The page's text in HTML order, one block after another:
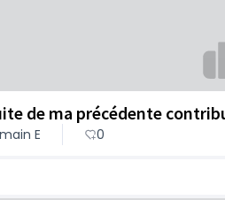
de ma précédente
E 0